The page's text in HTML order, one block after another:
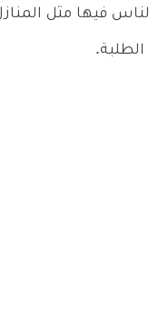
الناس فيها مثل
الطلبة.